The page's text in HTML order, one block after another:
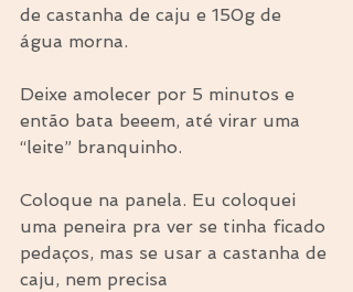
de castanha de caju e 150g de
água morna.
Deixe amolecer por 5 minutos e
então bata beeem, até virar uma
“leite” branquinho.
Coloque na panela. Eu coloquei
uma peneira pra ver se tinha ficado
pedaços, mas se usar a castanha de
caju, nem precisa